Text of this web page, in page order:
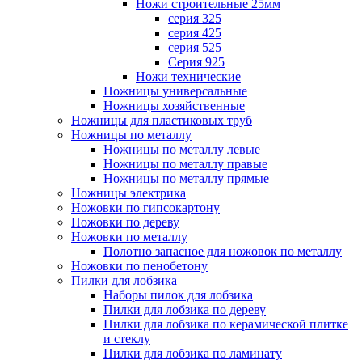
Ножи строительные 25мм
серия 325
серия 425
серия 525
Серия 925
Ножи технические
Ножницы универсальные
Ножницы хозяйственные
Ножницы для пластиковых труб
Ножницы по металлу
Ножницы по металлу левые
Ножницы по металлу правые
Ножницы по металлу прямые
Ножницы электрика
Ножовки по гипсокартону
Ножовки по дереву
Ножовки по металлу
Полотно запасное для ножовок по металлу
Ножовки по пенобетону
Пилки для лобзика
Наборы пилок для лобзика
Пилки для лобзика по дереву
Пилки для лобзика по керамической плитке
и стеклу
Пилки для лобзика по ламинату